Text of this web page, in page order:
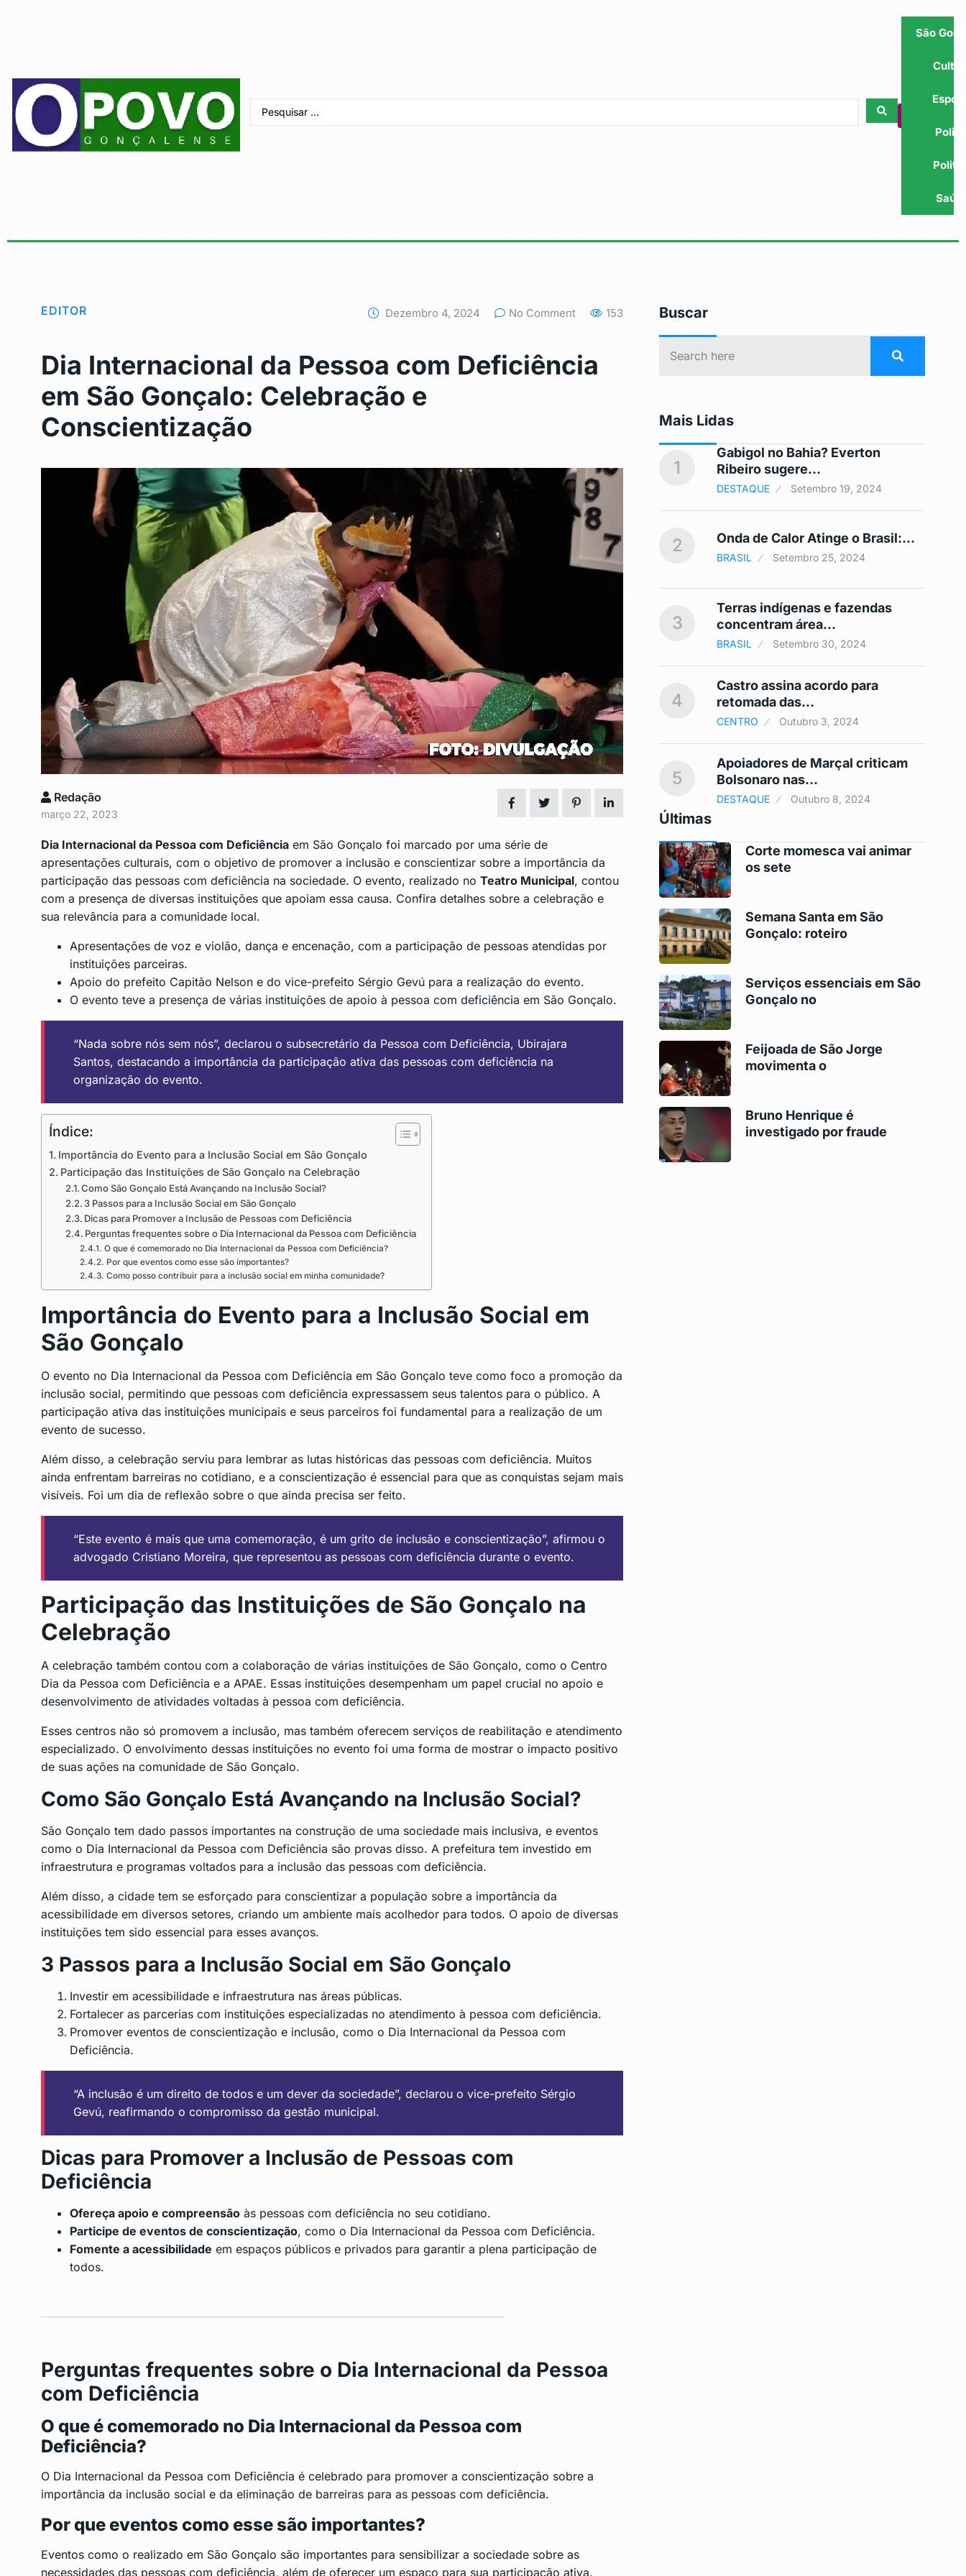
São
EDITOR Dezembro 4, 2024 No Comment 153
Dia Internacional da Pessoa com Deficiência
em São Gonçalo: Celebração e
Conscientização
Redação
março 22, 2023
Dia Internacional da Pessoa com Deficiência em São Gonçalo foi marcado por uma série de
apresentações culturais, com o objetivo de promover a inclusão e conscientizar sobre a importância da
participação das pessoas com deficiência na sociedade. O evento, realizado no Teatro Municipal, contou
com a presença de diversas instituições que apoiam essa causa. Confira detalhes sobre a celebração e
sua relevância para a comunidade local.
Apresentações de voz e violão, dança e encenação, com a participação de pessoas atendidas por
instituições parceiras.
Apoio do prefeito Capitão Nelson e do vice-prefeito Sérgio Gevú para a realização do evento.
O evento teve a presença de várias instituições de apoio à pessoa com deficiência em São Gonçalo.
“Nada sobre nós sem nós”, declarou o subsecretário da Pessoa com Deficiência, Ubirajara
Santos, destacando a importância da participação ativa das pessoas com deficiência na
organização do evento.
Índice:
Importância do Evento para a Inclusão Social em São Gonçalo
Participação das Instituições de São Gonçalo na Celebração
Como São Gonçalo Está Avançando na Inclusão Social?
3 Passos para a Inclusão Social em São Gonçalo
Dicas para Promover a Inclusão de Pessoas com Deficiência
Perguntas frequentes sobre o Dia Internacional da Pessoa com Deficiência
O que é comemorado no Dia Internacional da Pessoa com Deficiência?
Por que eventos como esse são importantes?
Como posso contribuir para a inclusão social em minha comunidade?
Importância do Evento para a Inclusão Social em
São Gonçalo
O evento no Dia Internacional da Pessoa com Deficiência em São Gonçalo teve como foco a promoção da
inclusão social, permitindo que pessoas com deficiência expressassem seus talentos para o público. A
participação ativa das instituições municipais e seus parceiros foi fundamental para a realização de um
evento de sucesso.
Além disso, a celebração serviu para lembrar as lutas históricas das pessoas com deficiência. Muitos
ainda enfrentam barreiras no cotidiano, e a conscientização é essencial para que as conquistas sejam mais
visíveis. Foi um dia de reflexão sobre o que ainda precisa ser feito.
“Este evento é mais que uma comemoração, é um grito de inclusão e conscientização”, afirmou o
advogado Cristiano Moreira, que representou as pessoas com deficiência durante o evento.
Participação das Instituições de São Gonçalo na
Celebração
A celebração também contou com a colaboração de várias instituições de São Gonçalo, como o Centro
Dia da Pessoa com Deficiência e a APAE. Essas instituições desempenham um papel crucial no apoio e
desenvolvimento de atividades voltadas à pessoa com deficiência.
Esses centros não só promovem a inclusão, mas também oferecem serviços de reabilitação e atendimento
especializado. O envolvimento dessas instituições no evento foi uma forma de mostrar o impacto positivo
de suas ações na comunidade de São Gonçalo.
Como São Gonçalo Está Avançando na Inclusão Social?
São Gonçalo tem dado passos importantes na construção de uma sociedade mais inclusiva, e eventos
como o Dia Internacional da Pessoa com Deficiência são provas disso. A prefeitura tem investido em
infraestrutura e programas voltados para a inclusão das pessoas com deficiência.
Além disso, a cidade tem se esforçado para conscientizar a população sobre a importância da
acessibilidade em diversos setores, criando um ambiente mais acolhedor para todos. O apoio de diversas
instituições tem sido essencial para esses avanços.
3 Passos para a Inclusão Social em São Gonçalo
Investir em acessibilidade e infraestrutura nas áreas públicas.
Fortalecer as parcerias com instituições especializadas no atendimento à pessoa com deficiência.
Promover eventos de conscientização e inclusão, como o Dia Internacional da Pessoa com
Deficiência.
“A inclusão é um direito de todos e um dever da sociedade”, declarou o vice-prefeito Sérgio
Gevú, reafirmando o compromisso da gestão municipal.
Dicas para Promover a Inclusão de Pessoas com
Deficiência
Ofereça apoio e compreensão às pessoas com deficiência no seu cotidiano.
Participe de eventos de conscientização, como o Dia Internacional da Pessoa com Deficiência.
Fomente a acessibilidade em espaços públicos e privados para garantir a plena participação de
todos.
Perguntas frequentes sobre o Dia Internacional da Pessoa
com Deficiência
O que é comemorado no Dia Internacional da Pessoa com
Deficiência?
O Dia Internacional da Pessoa com Deficiência é celebrado para promover a conscientização sobre a
importância da inclusão social e da eliminação de barreiras para as pessoas com deficiência.
Por que eventos como esse são importantes?
Eventos como o realizado em São Gonçalo são importantes para sensibilizar a sociedade sobre as
necessidades das pessoas com deficiência, além de oferecer um espaço para sua participação ativa.
Buscar
Mais Lidas
6
contaminados com…
DESTAQUE Outubro 11, 2024
7
Réveillon no Rio de Janeiro
terá…
CENTRO Outubro 17, 2024
8
Dia de São Judas Tadeu:
Programação…
DESTAQUE Outubro 28, 2024
9
Curso gratuito para inclusão de
pessoas…
DESTAQUE Novembro 5, 2024
10
Alunos da Rede Municipal de
São…
11
urgência abertas…
DESTAQUE Novembro 14, 2024
12
Feirão Limpa Nome: Telefone
Gratuito Facilita…
Novembro 22, 2024
13
DESTAQUE
14
Fim da Licença-Prêmio e
Mudanças no…
CENTRO Dezembro 6, 2024
15
Vagas de Emprego em São
Gonçalo:…
Dezembro 16, 2024
1
Gabigol no Bahia? Everton
Ribeiro sugere…
DESTAQUE Setembro 19, 2024
2 Onda de Calor Atinge o Brasil:…
BRASIL Setembro 25, 2024
3
Terras indígenas e fazendas
concentram área…
BRASIL Setembro 30, 2024
4
Castro assina acordo para
retomada das…
CENTRO Outubro 3, 2024
5
Apoiadores de Marçal criticam
Bolsonaro nas…
DESTAQUE Outubro 8, 2024
Últimas
Corte momesca vai animar
os sete
Semana Santa em São
Gonçalo: roteiro
Serviços essenciais em São
Gonçalo no
Feijoada de São Jorge
movimenta o
Bruno Henrique é
investigado por fraude